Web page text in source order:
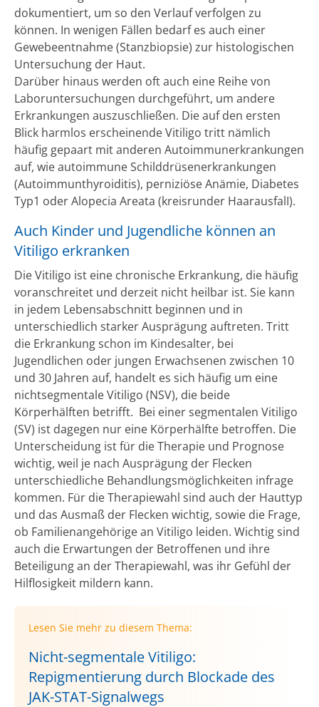
dokumentiert, um so den Verlauf verfolgen zu
können. In wenigen Fällen bedarf es auch einer
Gewebeentnahme (Stanzbiopsie) zur histologischen
Untersuchung der Haut.
Darüber hinaus werden oft auch eine Reihe von
Laboruntersuchungen durchgeführt, um andere
Erkrankungen auszuschließen. Die auf den ersten
Blick harmlos erscheinende Vitiligo tritt nämlich
häufig gepaart mit anderen Autoimmunerkrankungen
auf, wie autoimmune Schilddrüsenerkrankungen
(Autoimmunthyroiditis), perniziöse Anämie, Diabetes
Typ1 oder Alopecia Areata (kreisrunder HaarausfalI).
Auch Kinder und Jugendliche können an
Vitiligo erkranken
Die Vitiligo ist eine chronische Erkrankung, die häufig
voranschreitet und derzeit nicht heilbar ist. Sie kann
in jedem Lebensabschnitt beginnen und in
unterschiedlich starker Ausprägung auftreten. Tritt
die Erkrankung schon im Kindesalter, bei
Jugendlichen oder jungen Erwachsenen zwischen 10
und 30 Jahren auf, handelt es sich häufig um eine
nichtsegmentale Vitiligo (NSV), die beide
Körperhälften betrifft. Bei einer segmentalen Vitiligo
(SV) ist dagegen nur eine Körperhälfte betroffen. Die
Unterscheidung ist für die Therapie und Prognose
wichtig, weil je nach Ausprägung der Flecken
unterschiedliche Behandlungsmöglichkeiten infrage
kommen. Für die Therapiewahl sind auch der Hauttyp
und das Ausmaß der Flecken wichtig, sowie die Frage,
ob Familienangehörige an Vitiligo leiden. Wichtig sind
auch die Erwartungen der Betroffenen und ihre
Beteiligung an der Therapiewahl, was ihr Gefühl der
Hilflosigkeit mildern kann.
Lesen Sie mehr zu diesem Thema:
Nicht-segmentale Vitiligo:
Repigmentierung durch Blockade des
JAK-STAT-Signalwegs